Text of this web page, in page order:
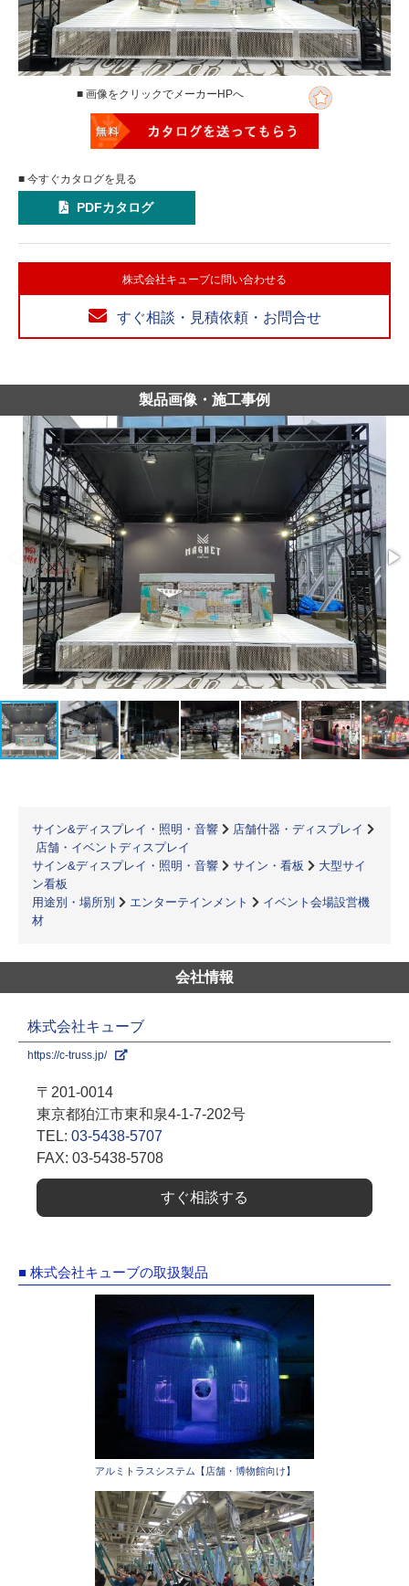
■ 画像をクリックでメーカーHPへ
■ 今すぐカタログを見る
PDFカタログ
株式会社キューブに問い合わせる
すぐ相談・見積依頼・お問合せ
製品画像・施工事例
サイン&ディスプレイ・照明・音響
店舗什器・ディスプレイ
店舗・イベントディスプレイ
サイン&ディスプレイ・照明・音響
サイン・看板
大型サイ
ン看板
用途別・場所別
エンターテインメント
イベント会場設営機
材
会社情報
株式会社キューブ
https://c-truss.jp/
〒201-0014
東京都狛江市東和泉4-1-7-202号
TEL: 03-5438-5707
FAX: 03-5438-5708
すぐ相談する
■ 株式会社キューブの取扱製品
アルミトラスシステム【店舗・博物館向け】